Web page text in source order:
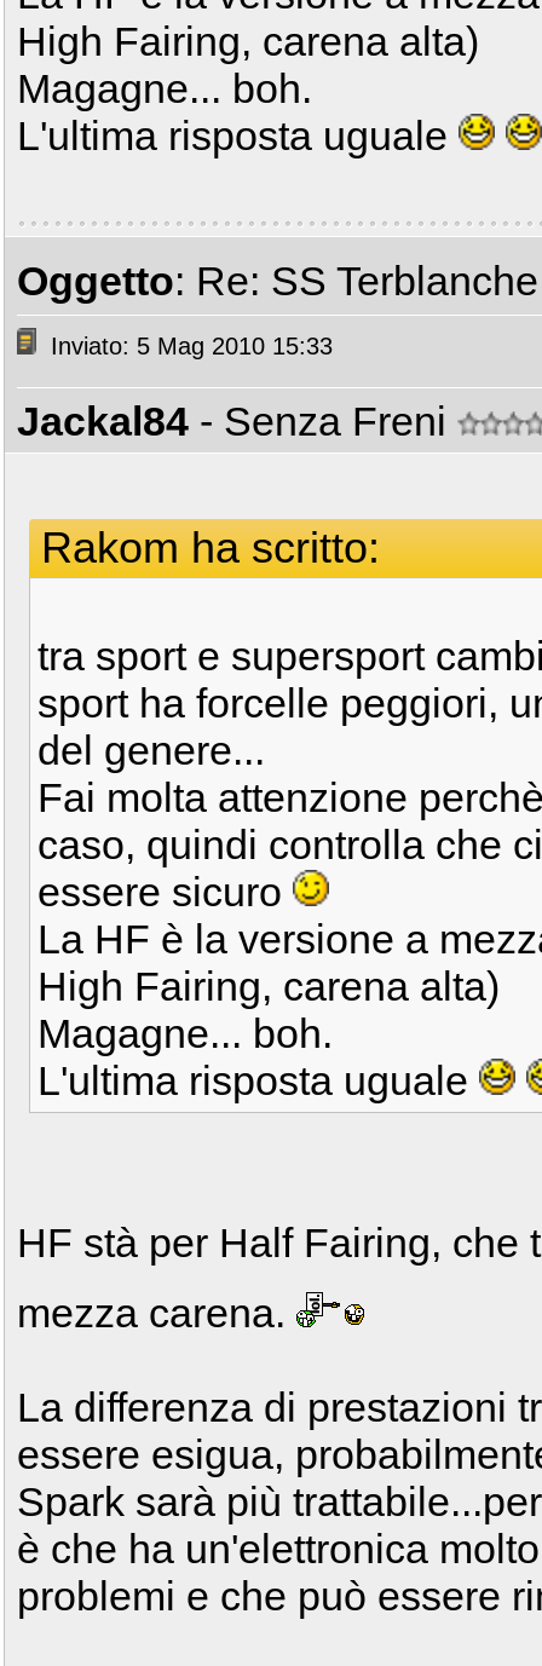
High Fairing, carena alta)
Magagne... boh.
L'ultima risposta uguale
Oggetto: Re: SS
Inviato: 5 Mag 2010 15:33
Jackal84 - Senza Freni
Rakom ha scritto:
tra sport e supersport
sport ha forcelle peggiori,
del genere...
Fai molta attenzione
caso, quindi controlla che
essere sicuro
La HF è la versione a
High Fairing, carena alta)
Magagne... boh.
L'ultima risposta uguale
HF stà per Half Fairing, che
mezza carena.
La differenza di prestazioni
essere esigua,
Spark sarà più
è che ha un'elettronica
problemi e che può essere